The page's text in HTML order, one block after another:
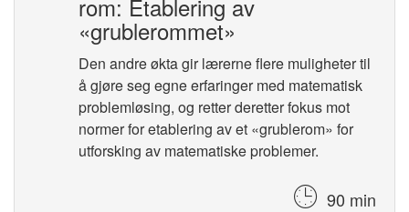
rom: Etablering av
«grublerommet»
Den andre økta gir lærerne flere muligheter til
å gjøre seg egne erfaringer med matematisk
problemløsing, og retter deretter fokus mot
normer for etablering av et «grublerom» for
utforsking av matematiske problemer.
90 min